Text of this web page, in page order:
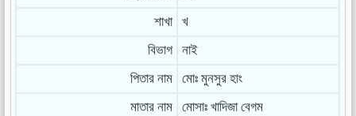
শাখা
খ
বিভাগ
নাই
পিতার নাম
মোঃ মুনসুর হাং
মাতার নাম
মোসাঃ খাদিজা বেগম